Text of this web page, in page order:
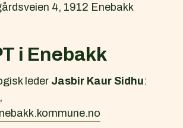
4, 1912 Enebakk
i Enebakk
leder Jasbir Kaur Sidhu:
,